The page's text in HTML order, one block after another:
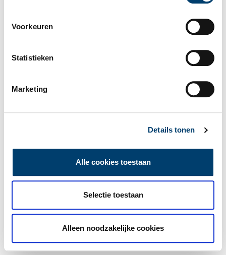
Voorkeuren
Statistieken
Marketing
Details tonen
Alle cookies toestaan
Selectie toestaan
Alleen noodzakelijke cookies